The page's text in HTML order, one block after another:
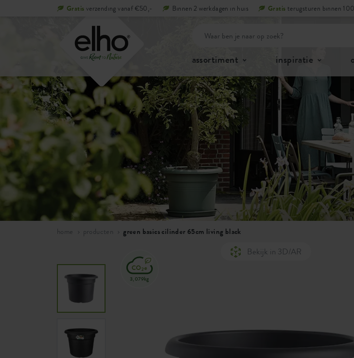
Gratis verzending vanaf €50,- Binnen 2 werkdagen in huis Gratis terugsturen binnen
assortiment inspiratie
home producten green basics cilinder 65cm living black
3,079kg
Bekijk in 3D/AR